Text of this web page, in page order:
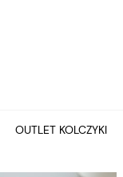
OUTLET KOLCZYKI